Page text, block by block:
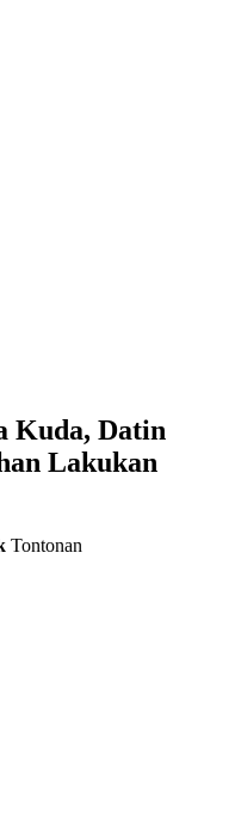
Kuda, Datin
Lakukan
Tontonan